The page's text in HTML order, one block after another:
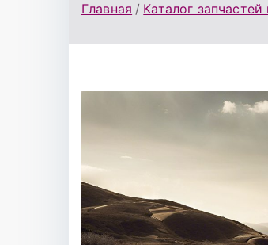
Главная Каталог